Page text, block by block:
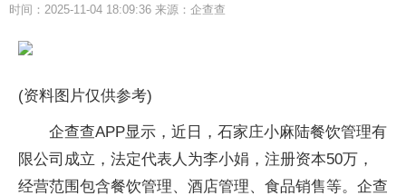
时间：2025-11-04 18:09:36 来源：企查查
(资料图片仅供参考)
企查查APP显示，近日，石家庄小麻陆餐饮管理有
限公司成立，法定代表人为李小娟，注册资本50万，
经营范围包含餐饮管理、酒店管理、食品销售等。企查